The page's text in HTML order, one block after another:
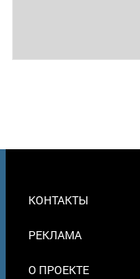
В
КОНТАКТЫ
РЕКЛАМА
О ПРОЕКТЕ